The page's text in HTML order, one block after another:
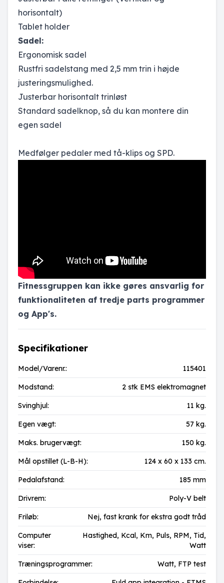
horisontalt)
Tablet holder
Sadel:
Ergonomisk sadel
Rustfri sadelstang med 2,5 mm trin i højde
justeringsmulighed.
Justerbar horisontalt trinløst
Standard sadelknop, så du kan montere din
egen sadel
Medfølger pedaler med tå-klips og SPD.
Fitnessgruppen kan ikke gøres ansvarlig for
funktionaliteten af tredje parts programmer
og App's.
Specifikationer
Model/Varenr.: 115401
Modstand: 2 stk EMS elektromagnet
Svinghjul: 11 kg.
Egen vægt: 57 kg.
Maks. brugervægt: 150 kg.
Mål opstillet (L-B-H): 124 x 60 x 133 cm.
Pedalafstand: 185 mm
Drivrem: Poly-V belt
Friløb: Nej, fast krank for ekstra godt tråd
Computer
viser:
Hastighed, Kcal, Km, Puls, RPM, Tid,
Watt
Træningsprogrammer: Watt, FTP test